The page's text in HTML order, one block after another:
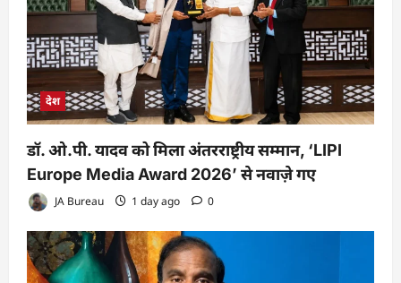
देश
डॉ. ओ.पी. यादव को मिला अंतरराष्ट्रीय सम्मान, ‘LIPI
Europe Media Award 2026’ से नवाज़े गए
JA Bureau 1 day ago 0